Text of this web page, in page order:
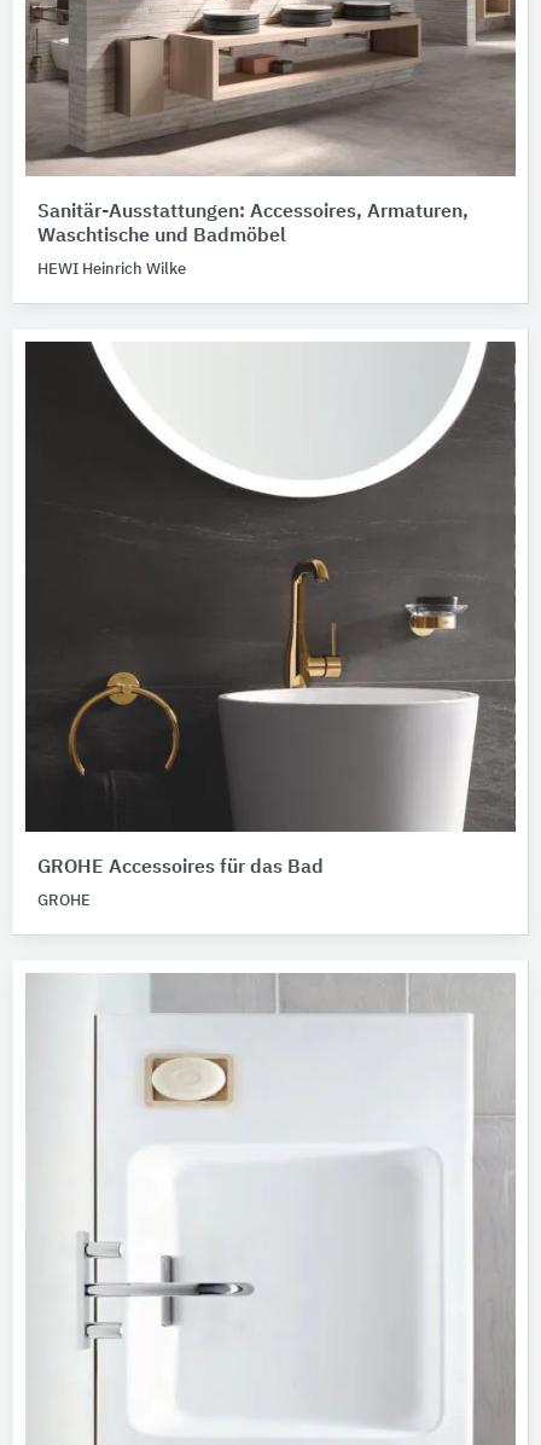
Sanitär-Ausstattungen: Accessoires, Armaturen,
Waschtische und Badmöbel
HEWI Heinrich Wilke
GROHE Accessoires für das Bad
GROHE